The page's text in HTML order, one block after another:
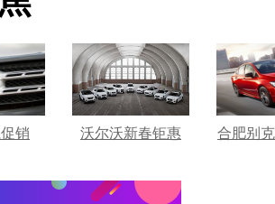
销 沃尔沃新春钜惠 合肥别